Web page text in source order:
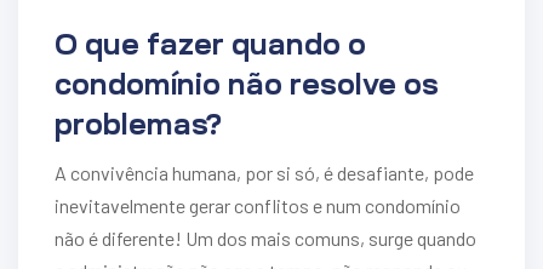
O que fazer quando o
condomínio não resolve os
problemas?
A convivência humana, por si só, é desafiante, pode
inevitavelmente gerar conflitos e num condomínio
não é diferente! Um dos mais comuns, surge quando